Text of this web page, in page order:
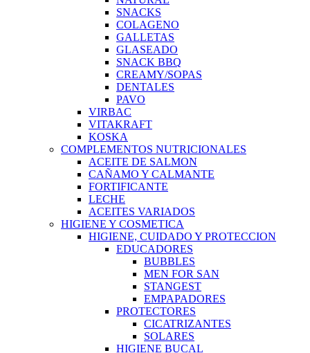
SNACKS
COLAGENO
GALLETAS
GLASEADO
SNACK BBQ
CREAMY/SOPAS
DENTALES
PAVO
VIRBAC
VITAKRAFT
KOSKA
COMPLEMENTOS NUTRICIONALES
ACEITE DE SALMON
CAÑAMO Y CALMANTE
FORTIFICANTE
LECHE
ACEITES VARIADOS
HIGIENE Y COSMETICA
HIGIENE, CUIDADO Y PROTECCION
EDUCADORES
BUBBLES
MEN FOR SAN
STANGEST
EMPAPADORES
PROTECTORES
CICATRIZANTES
SOLARES
HIGIENE BUCAL